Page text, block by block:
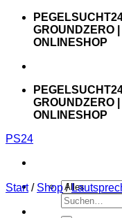
Zum
springen
GROUNDZERO
ONLINESHOP
GROUNDZERO
ONLINESHOP
PS24
Suchen
nach:
Start / Shop /